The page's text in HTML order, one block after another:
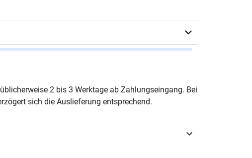
402
2 bis 3 Werktage ab Zahlungseingang. Bei
sich die Auslieferung entsprechend.